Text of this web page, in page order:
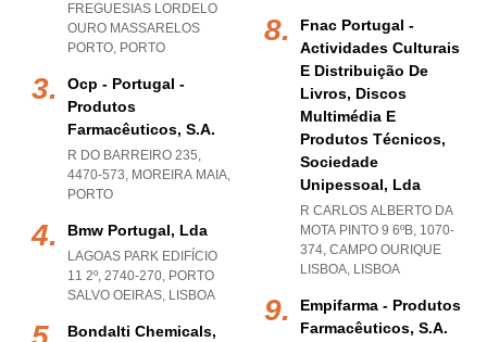
FREGUESIAS LORDELO
OURO MASSARELOS
PORTO, PORTO
Ocp - Portugal -
Produtos
Farmacêuticos, S.a.
R DO BARREIRO 235,
4470-573, MOREIRA MAIA,
PORTO
Bmw Portugal, Lda
LAGOAS PARK EDIFÍCIO
11 2º, 2740-270, PORTO
SALVO OEIRAS, LISBOA
Bondalti Chemicals,
Fnac Portugal -
Actividades Culturais
E Distribuição De
Livros, Discos
Multimédia E
Produtos Técnicos,
Sociedade
Unipessoal, Lda
R CARLOS ALBERTO DA
MOTA PINTO 9 6ºB, 1070-
374, CAMPO OURIQUE
LISBOA, LISBOA
Empifarma - Produtos
Farmacêuticos, S.a.